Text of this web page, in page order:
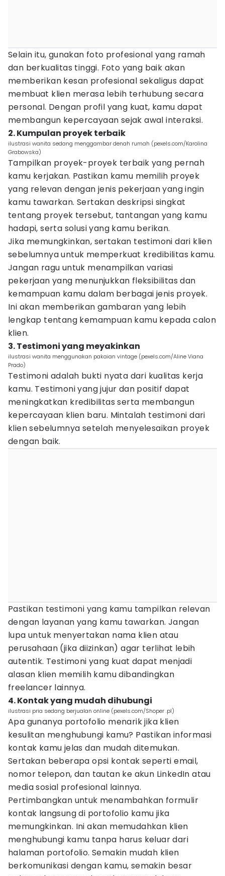
Selain itu, gunakan foto profesional yang ramah
dan berkualitas tinggi. Foto yang baik akan
memberikan kesan profesional sekaligus dapat
membuat klien merasa lebih terhubung secara
personal. Dengan profil yang kuat, kamu dapat
membangun kepercayaan sejak awal interaksi.
2. Kumpulan proyek terbaik
ilustrasi wanita sedang menggambar denah rumah (pexels.com/Karolina
Grabowska)
Tampilkan proyek-proyek terbaik yang pernah
kamu kerjakan. Pastikan kamu memilih proyek
yang relevan dengan jenis pekerjaan yang ingin
kamu tawarkan. Sertakan deskripsi singkat
tentang proyek tersebut, tantangan yang kamu
hadapi, serta solusi yang kamu berikan.
Jika memungkinkan, sertakan testimoni dari klien
sebelumnya untuk memperkuat kredibilitas kamu.
Jangan ragu untuk menampilkan variasi
pekerjaan yang menunjukkan fleksibilitas dan
kemampuan kamu dalam berbagai jenis proyek.
Ini akan memberikan gambaran yang lebih
lengkap tentang kemampuan kamu kepada calon
klien.
3. Testimoni yang meyakinkan
ilustrasi wanita menggunakan pakaian vintage (pexels.com/Aline Viana
Prado)
Testimoni adalah bukti nyata dari kualitas kerja
kamu. Testimoni yang jujur dan positif dapat
meningkatkan kredibilitas serta membangun
kepercayaan klien baru. Mintalah testimoni dari
klien sebelumnya setelah menyelesaikan proyek
dengan baik.
Pastikan testimoni yang kamu tampilkan relevan
dengan layanan yang kamu tawarkan. Jangan
lupa untuk menyertakan nama klien atau
perusahaan (jika diizinkan) agar terlihat lebih
autentik. Testimoni yang kuat dapat menjadi
alasan klien memilih kamu dibandingkan
freelancer lainnya.
4. Kontak yang mudah dihubungi
ilustrasi pria sedang berjualan online (pexels.com/Shoper .pl)
Apa gunanya portofolio menarik jika klien
kesulitan menghubungi kamu? Pastikan informasi
kontak kamu jelas dan mudah ditemukan.
Sertakan beberapa opsi kontak seperti email,
nomor telepon, dan tautan ke akun LinkedIn atau
media sosial profesional lainnya.
Pertimbangkan untuk menambahkan formulir
kontak langsung di portofolio kamu jika
memungkinkan. Ini akan memudahkan klien
menghubungi kamu tanpa harus keluar dari
halaman portofolio. Semakin mudah klien
berkomunikasi dengan kamu, semakin besar